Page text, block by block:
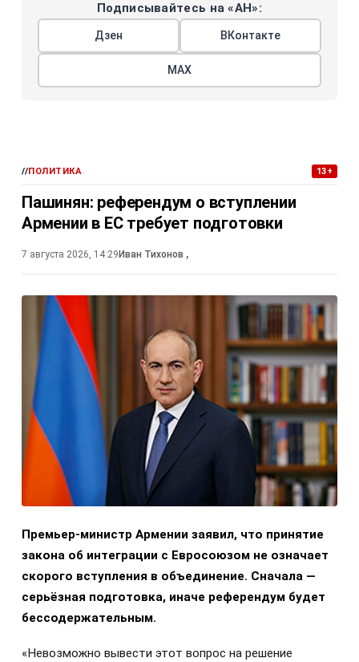
Подписывайтесь на «АН»:
Дзен ВКонтакте
МАХ
//ПОЛИТИКА 13+
Пашинян: референдум о вступлении
Армении в ЕС требует подготовки
7 августа 2026, 14:29 Иван Тихонов ,
Премьер-министр Армении заявил, что принятие
закона об интеграции с Евросоюзом не означает
скорого вступления в объединение. Сначала —
серьёзная подготовка, иначе референдум будет
бессодержательным.
«Невозможно вывести этот вопрос на решение